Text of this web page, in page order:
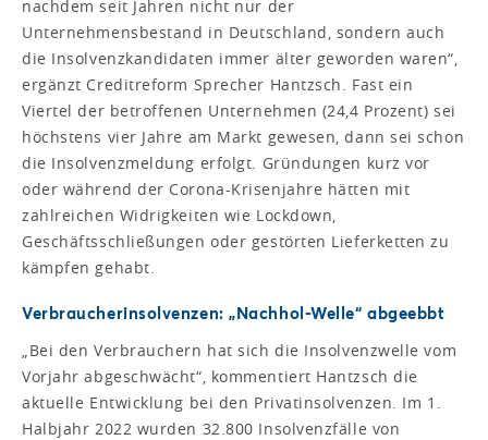
nachdem seit Jahren nicht nur der
Unternehmensbestand in Deutschland, sondern auch
die Insolvenzkandidaten immer älter geworden waren“,
ergänzt Creditreform Sprecher Hantzsch. Fast ein
Viertel der betroffenen Unternehmen (24,4 Prozent) sei
höchstens vier Jahre am Markt gewesen, dann sei schon
die Insolvenzmeldung erfolgt. Gründungen kurz vor
oder während der Corona-Krisenjahre hätten mit
zahlreichen Widrigkeiten wie Lockdown,
Geschäftsschließungen oder gestörten Lieferketten zu
kämpfen gehabt.
Verbraucherinsolvenzen: „Nachhol-Welle“ abgeebbt
„Bei den Verbrauchern hat sich die Insolvenzwelle vom
Vorjahr abgeschwächt“, kommentiert Hantzsch die
aktuelle Entwicklung bei den Privatinsolvenzen. Im 1.
Halbjahr 2022 wurden 32.800 Insolvenzfälle von